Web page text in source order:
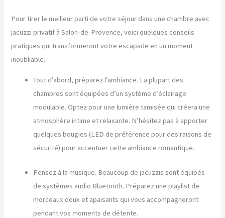
Pour tirer le meilleur parti de votre séjour dans une chambre avec
jacuzzi privatif à Salon-de-Provence, voici quelques conseils
pratiques qui transformeront votre escapade en un moment
inoubliable.
Tout d’abord, préparez l’ambiance. La plupart des
chambres sont équipées d’un système d’éclairage
modulable. Optez pour une lumière tamisée qui créera une
atmosphère intime et relaxante. N’hésitez pas à apporter
quelques bougies (LED de préférence pour des raisons de
sécurité) pour accentuer cette ambiance romantique.
Pensez à la musique. Beaucoup de jacuzzis sont équipés
de systèmes audio Bluetooth. Préparez une playlist de
morceaux doux et apaisants qui vous accompagneront
pendant vos moments de détente.